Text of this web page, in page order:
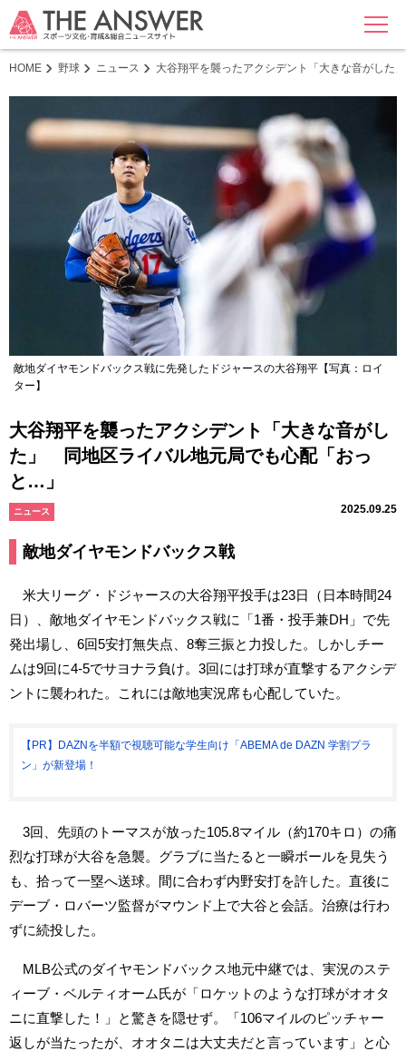
MENU
HOME 野球 ニュース 大谷翔平を襲ったアクシデント「大きな音がし
敵地ダイヤモンドバックス戦に先発したドジャースの大谷翔平【写真：ロイ
ター】
大谷翔平を襲ったアクシデント「大きな音がし
た」 同地区ライバル地元局でも心配「おっ
と…」
ニュース 2025.09.25
敵地ダイヤモンドバックス戦
米大リーグ・ドジャースの大谷翔平投手は23日（日本時間24
日）、敵地ダイヤモンドバックス戦に「1番・投手兼DH」で先
発出場し、6回5安打無失点、8奪三振と力投した。しかしチー
ムは9回に4-5でサヨナラ負け。3回には打球が直撃するアクシデ
ントに襲われた。これには敵地実況席も心配していた。
【PR】DAZNを半額で視聴可能な学生向け「ABEMA de DAZN 学割プラ
ン」が新登場！
3回、先頭のトーマスが放った105.8マイル（約170キロ）の痛
烈な打球が大谷を急襲。グラブに当たると一瞬ボールを見失う
も、拾って一塁へ送球。間に合わず内野安打を許した。直後に
デーブ・ロバーツ監督がマウンド上で大谷と会話。治療は行わ
ずに続投した。
MLB公式のダイヤモンドバックス地元中継では、実況のステ
ィーブ・ベルティオーム氏が「ロケットのような打球がオオタ
ニに直撃した！」と驚きを隠せず。「106マイルのピッチャー
返しが当たったが、オオタニは大丈夫だと言っています」と心